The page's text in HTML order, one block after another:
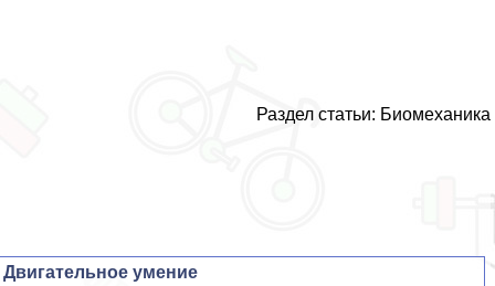
Раздел статьи: Биомеханика
Двигательное умение